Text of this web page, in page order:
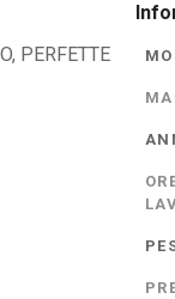
PERFETTE